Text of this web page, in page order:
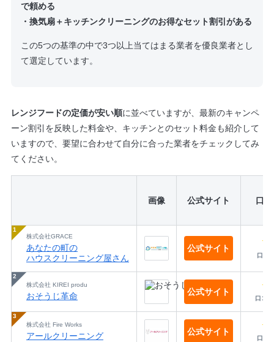
で頼める
・換気扇＋キッチンクリーニングのお得なセット割引がある
この5つの基準の中で3つ以上当てはまる業者を優良業者とし
て選定しています。
レンジフードの定価が安い順に並べていますが、最新のキャンペ
ーン割引を反映した料金や、キッチンとのセット料金も紹介して
いますので、要望に合わせて自分に合った業者をチェックしてみ
てください。
画像 公式サイト 口
株式会社GRACE
あなたの町の
ハウスクリーニング屋さん
公式サイト
★
口コ
株式会社 KIREI produ
おそうじ革命 公式サイト
★
口コ
株式会社 Fire Works
アールクリーニング 公式サイト
★
口コ